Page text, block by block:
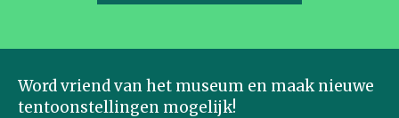
Word vriend van het museum en maak nieuwe
tentoonstellingen mogelijk!